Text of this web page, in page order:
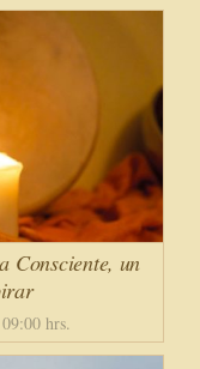
Consciente, un
hrs.